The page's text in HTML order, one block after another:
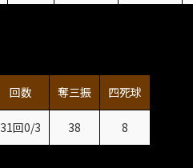
回数 奪三振 四死球
31回0/3 38 8